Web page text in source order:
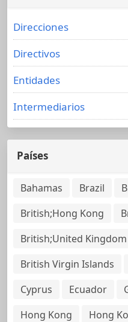
Direcciones
Directivos
Entidades
Intermediarios
Países
Bahamas Brazil
British;Hong Kong
British;United Kingdom
British Virgin Islands
Cyprus
Ecuador
Hong Kong
Hong